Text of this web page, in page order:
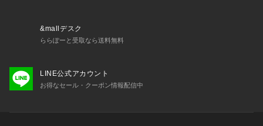
サスペンダーを外せばシンプルなパンツとしても使え、コーデ
の幅が広がるのがポイントです。
【26SS NEW COLLECTION】
&mallデスク
ららぽーと受取なら送料無料
LINE公式アカウント
お得なセール・クーポン情報配信中